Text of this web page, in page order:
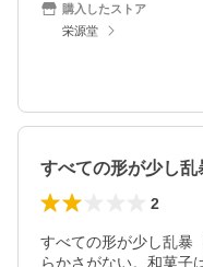
購入したストア
栄源堂
2
すべての形が少し乱暴
らかさがない。和菓子